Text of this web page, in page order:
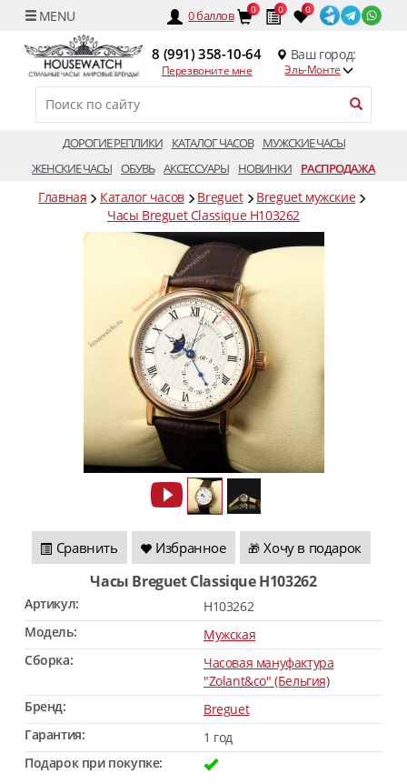
0баллов 0 0 0
8 (991) 358-10-64
Перезвоните мне
Ваш город:
Эль-Монте
ДОРОГИЕ РЕПЛИКИ КАТАЛОГ ЧАСОВ
МУЖСКИЕ ЧАСЫ
ЖЕНСКИЕ ЧАСЫ ОБУВЬ АКСЕССУАРЫ НОВИНКИ РАСПРОДАЖА
Главная Каталог часов Breguet
Breguet мужские
Часы Breguet Classique H103262
Сравнить Избранное 🎁 Хочу в подарок
Часы Breguet Classique H103262
Артикул:
H103262
Модель:
Мужская
Сборка:
Часовая мануфактура
"Zolant&co" (Бельгия)
Бренд:
Breguet
Гарантия:
1 год
Подарок при покупке: